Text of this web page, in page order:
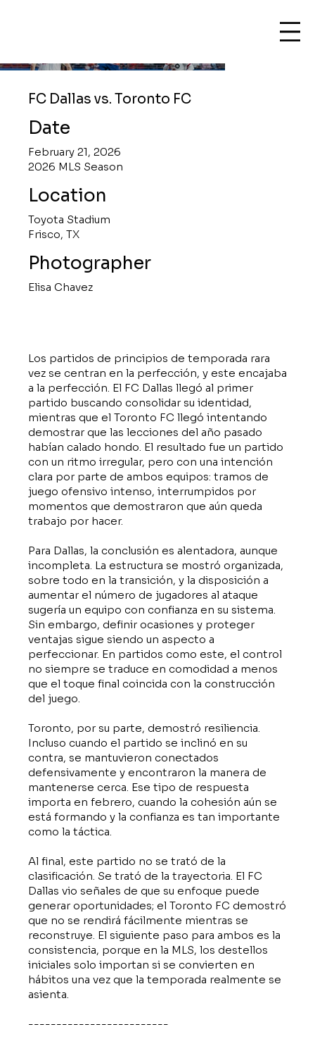
FC Dallas vs. Toronto FC
Date
February 21, 2026
2026 MLS Season
Location
Toyota Stadium
Frisco, TX
Photographer
Elisa Chavez
Los partidos de principios de temporada rara
vez se centran en la perfección, y este encajaba
a la perfección. El FC Dallas llegó al primer
partido buscando consolidar su identidad,
mientras que el Toronto FC llegó intentando
demostrar que las lecciones del año pasado
habían calado hondo. El resultado fue un partido
con un ritmo irregular, pero con una intención
clara por parte de ambos equipos: tramos de
juego ofensivo intenso, interrumpidos por
momentos que demostraron que aún queda
trabajo por hacer.
Para Dallas, la conclusión es alentadora, aunque
incompleta. La estructura se mostró organizada,
sobre todo en la transición, y la disposición a
aumentar el número de jugadores al ataque
sugería un equipo con confianza en su sistema.
Sin embargo, definir ocasiones y proteger
ventajas sigue siendo un aspecto a
perfeccionar. En partidos como este, el control
no siempre se traduce en comodidad a menos
que el toque final coincida con la construcción
del juego.
Toronto, por su parte, demostró resiliencia.
Incluso cuando el partido se inclinó en su
contra, se mantuvieron conectados
defensivamente y encontraron la manera de
mantenerse cerca. Ese tipo de respuesta
importa en febrero, cuando la cohesión aún se
está formando y la confianza es tan importante
como la táctica.
Al final, este partido no se trató de la
clasificación. Se trató de la trayectoria. El FC
Dallas vio señales de que su enfoque puede
generar oportunidades; el Toronto FC demostró
que no se rendirá fácilmente mientras se
reconstruye. El siguiente paso para ambos es la
consistencia, porque en la MLS, los destellos
iniciales solo importan si se convierten en
hábitos una vez que la temporada realmente se
asienta.
-------------------------